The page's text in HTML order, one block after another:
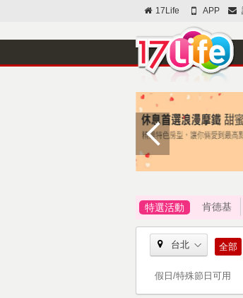
17Life APP
特選活動 肯德基
台北 全部
假日/特殊節日可用